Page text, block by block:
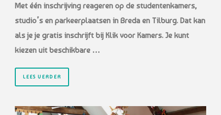
Met één inschrijving reageren op de studentenkamers,
studio’s en parkeerplaatsen in Breda en Tilburg. Dat kan
als je je gratis inschrijft bij Klik voor Kamers. Je kunt
kiezen uit beschikbare …
LEES VERDER